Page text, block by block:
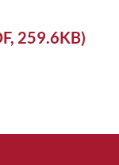
259.6KB)